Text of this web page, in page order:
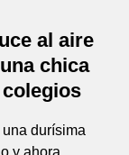
al aire
chica